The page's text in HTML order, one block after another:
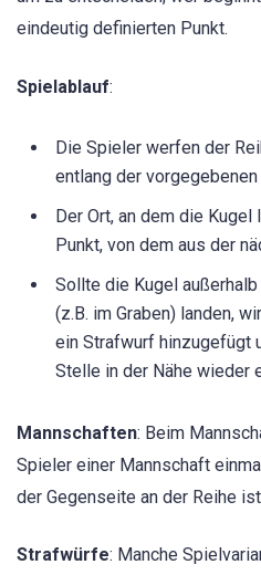
eindeutig definierten Punkt.
Spielablauf:
Die Spieler werfen der
entlang der vorgegebenen
Der Ort, an dem die
Punkt, von dem aus der
Sollte die Kugel
(z.B. im Graben) landen,
ein Strafwurf hinzugefügt
Stelle in der Nähe wieder
Mannschaften: Beim
Spieler einer Mannschaft
der Gegenseite an der Reihe
Strafwürfe: Manche